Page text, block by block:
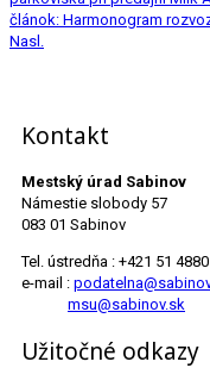
článok: Harmonogram
Nasl.
Kontakt
Mestský úrad Sabinov
Námestie slobody 57
083 01 Sabinov
Tel. ústredňa : +421 51
e-mail :
msu@sabinov.sk
Užitočné odkazy